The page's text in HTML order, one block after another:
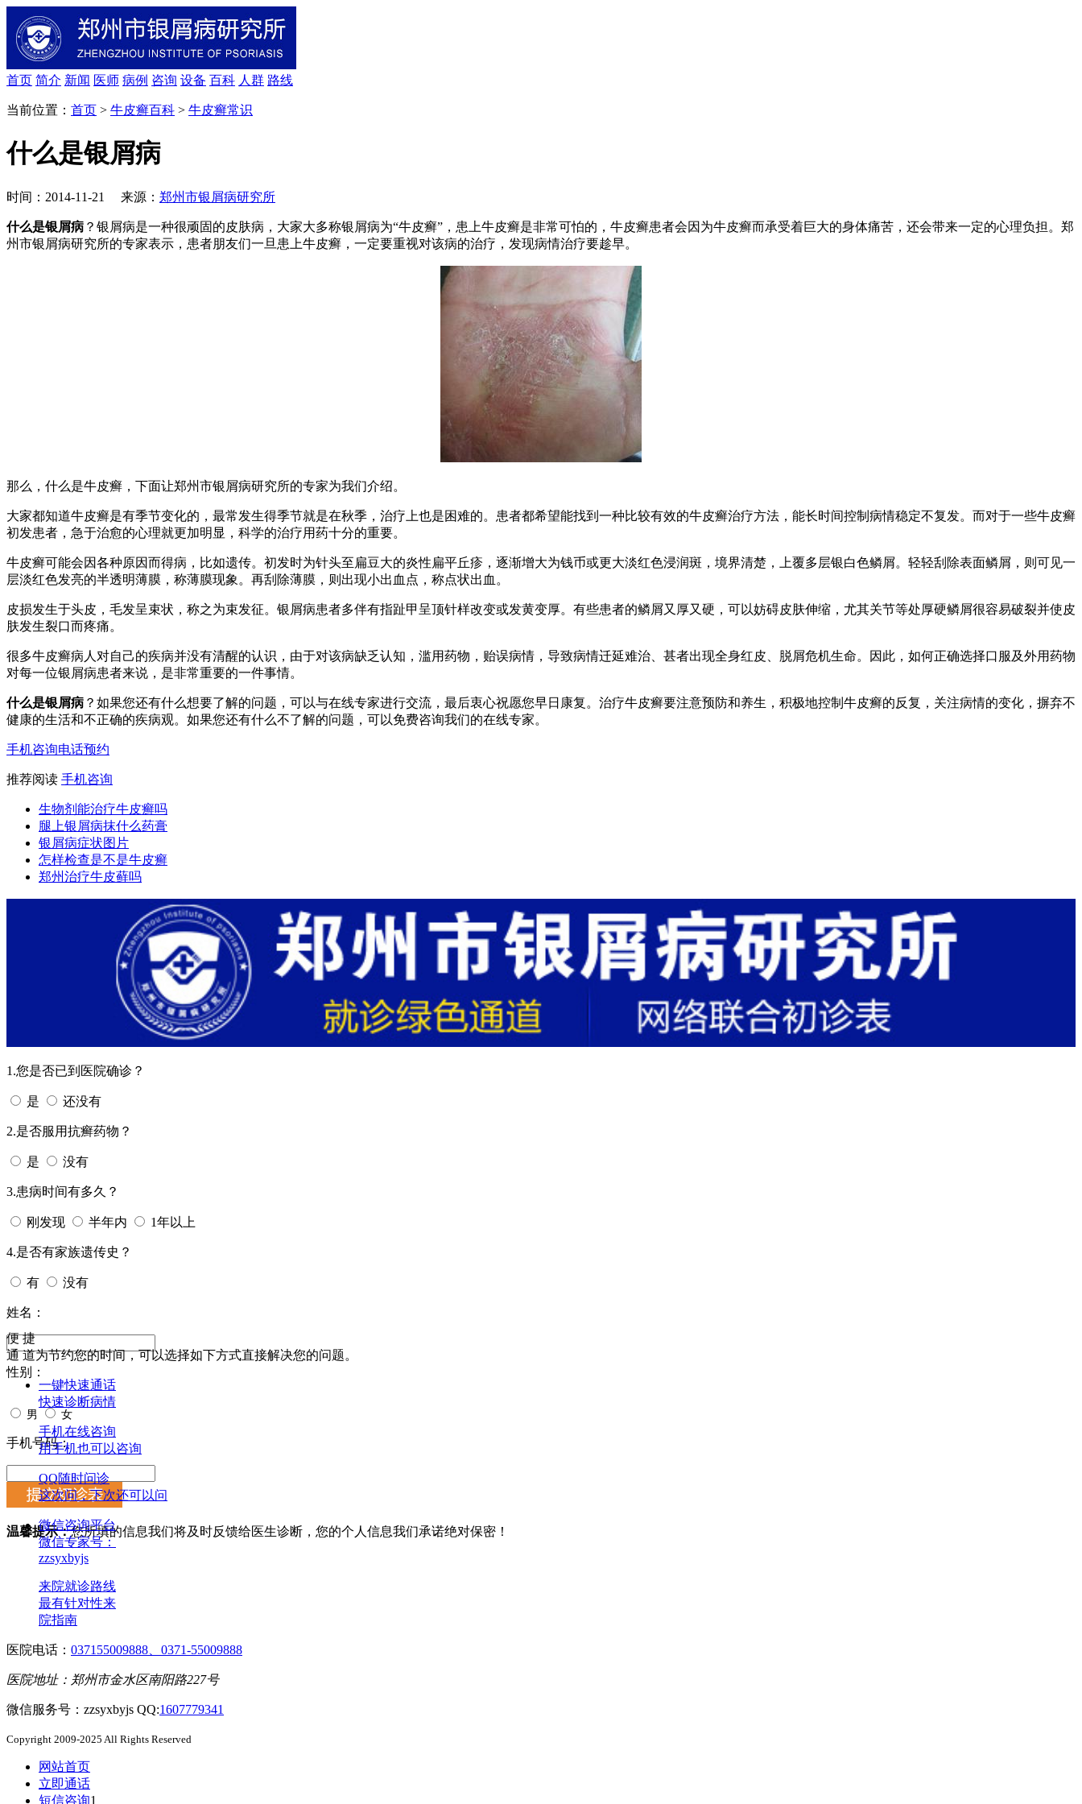
首页 简介 新闻 医师 病例 咨询 设备 百科 人群 路线
当前位置： 首页 > 牛皮癣百科 > 牛皮癣常识
什么是银屑病
时间：2014-11-21 来源： 郑州市银屑病研究所
什么是银屑病 ？银屑病是一种很顽固的皮肤病，大家大多称银屑病为“牛皮癣”，患上牛皮癣是非常可怕的，牛皮癣患者会因为牛皮癣而承受着巨大的身体痛苦，还会带来一定的心理负担。郑
州市银屑病研究所的专家表示，患者朋友们一旦患上牛皮癣，一定要重视对该病的治疗，发现病情治疗要趁早。
那么，什么是牛皮癣，下面让郑州市银屑病研究所的专家为我们介绍。
大家都知道牛皮癣是有季节变化的，最常发生得季节就是在秋季，治疗上也是困难的。患者都希望能找到一种比较有效的牛皮癣治疗方法，能长时间控制病情稳定不复发。而对于一些牛皮癣
初发患者，急于治愈的心理就更加明显，科学的治疗用药十分的重要。
牛皮癣可能会因各种原因而得病，比如遗传。初发时为针头至扁豆大的炎性扁平丘疹，逐渐增大为钱币或更大淡红色浸润斑，境界清楚，上覆多层银白色鳞屑。轻轻刮除表面鳞屑，则可见一
层淡红色发亮的半透明薄膜，称薄膜现象。再刮除薄膜，则出现小出血点，称点状出血。
皮损发生于头皮，毛发呈束状，称之为束发征。银屑病患者多伴有指趾甲呈顶针样改变或发黄变厚。有些患者的鳞屑又厚又硬，可以妨碍皮肤伸缩，尤其关节等处厚硬鳞屑很容易破裂并使皮
肤发生裂口而疼痛。
很多牛皮癣病人对自己的疾病并没有清醒的认识，由于对该病缺乏认知，滥用药物，贻误病情，导致病情迁延难治、甚者出现全身红皮、脱屑危机生命。因此，如何正确选择口服及外用药物
对每一位银屑病患者来说，是非常重要的一件事情。
什么是银屑病 ？如果您还有什么想要了解的问题，可以与在线专家进行交流，最后衷心祝愿您早日康复。治疗牛皮癣要注意预防和养生，积极地控制牛皮癣的反复，关注病情的变化，摒弃不
健康的生活和不正确的疾病观。如果您还有什么不了解的问题，可以免费咨询我们的在线专家。
手机咨询电话预约
推荐阅读 手机咨询
生物剂能治疗牛皮癣吗
腿上银屑病抹什么药膏
银屑病症状图片
怎样检查是不是牛皮癣
郑州治疗牛皮藓吗
1.您是否已到医院确诊？
是 还没有
2.是否服用抗癣药物？
是 没有
3.患病时间有多久？
刚发现 半年内 1年以上
4.是否有家族遗传史？
有 没有
姓名：
性别：
男 女
手机号码：
温馨提示：您所填的信息我们将及时反馈给医生诊断，您的个人信息我们承诺绝对保密！
便 捷
通 道为节约您的时间，可以选择如下方式直接解决您的问题。
一键快速通话
快速诊断病情
手机在线咨询
用手机也可以咨询
QQ随时问诊
这次问，下次还可以问
微信咨询平台
微信专家号：
zzsyxbyjs
来院就诊路线
最有针对性来
院指南
医院电话： 037155009888、0371-55009888
医院地址：郑州市金水区南阳路227号
微信服务号：zzsyxbyjs QQ:1607779341
Copyright 2009-2025 All Rights Reserved
网站首页
立即通话
短信咨询1